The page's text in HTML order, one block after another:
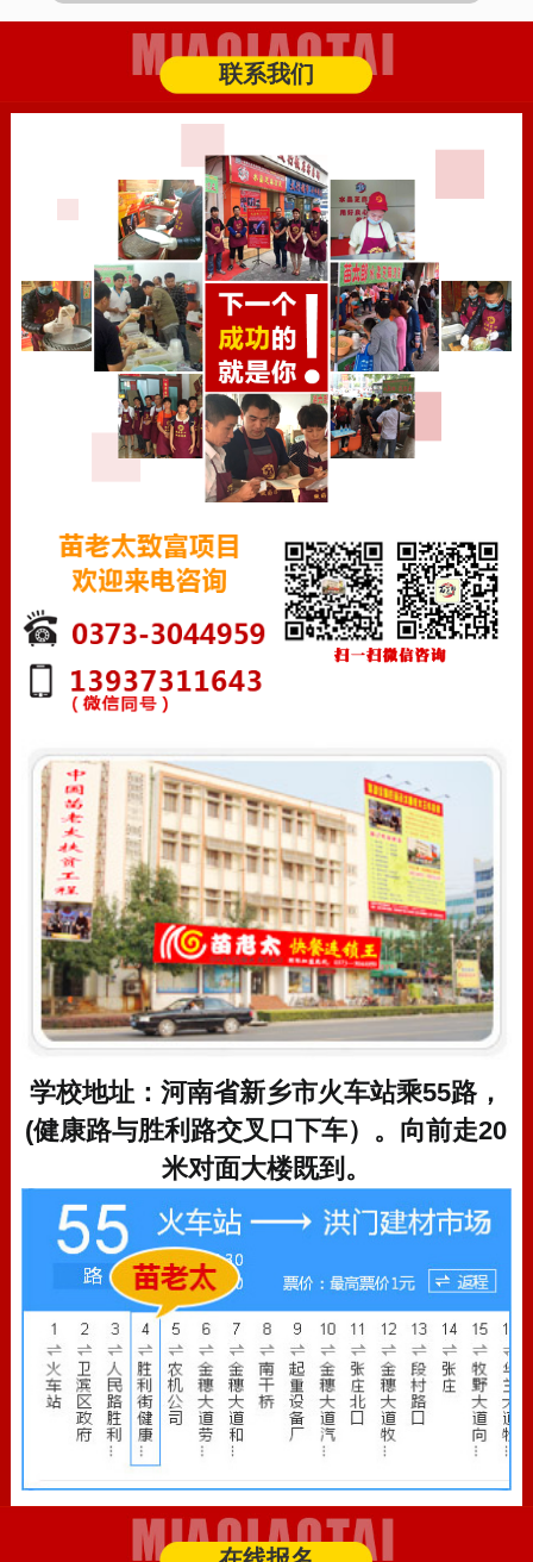
联系我们
学校地址：河南省新乡市火车站乘55路，
(健康路与胜利路交叉口下车）。向前走20
米对面大楼既到。